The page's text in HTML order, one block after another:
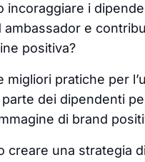
incoraggiare i
e
positiva?
migliori pratiche per
dei dipendenti
di brand
creare una strategia